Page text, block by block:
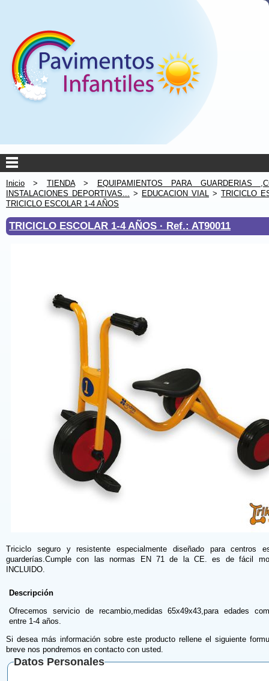
Inicio > TIENDA>
EQUIPAMIENTOS PARA GUARDERIAS
INSTALACIONES DEPORTIVAS... > EDUCACION VIAL > TRICICLO
TRICICLO ESCOLAR 1-4 AÑOS
TRICICLO ESCOLAR 1-4 AÑOS · Ref.: AT90011
Triciclo seguro y resistente especialmente diseñado para centros
guarderías.Cumple con las normas EN 71 de la CE. es de fácil
INCLUIDO.
Descripción
Ofrecemos servicio de recambio,medidas 65x49x43,para edades
entre 1-4 años.
Si desea más información sobre este producto rellene el siguiente
breve nos pondremos en contacto con usted.
Datos Personales